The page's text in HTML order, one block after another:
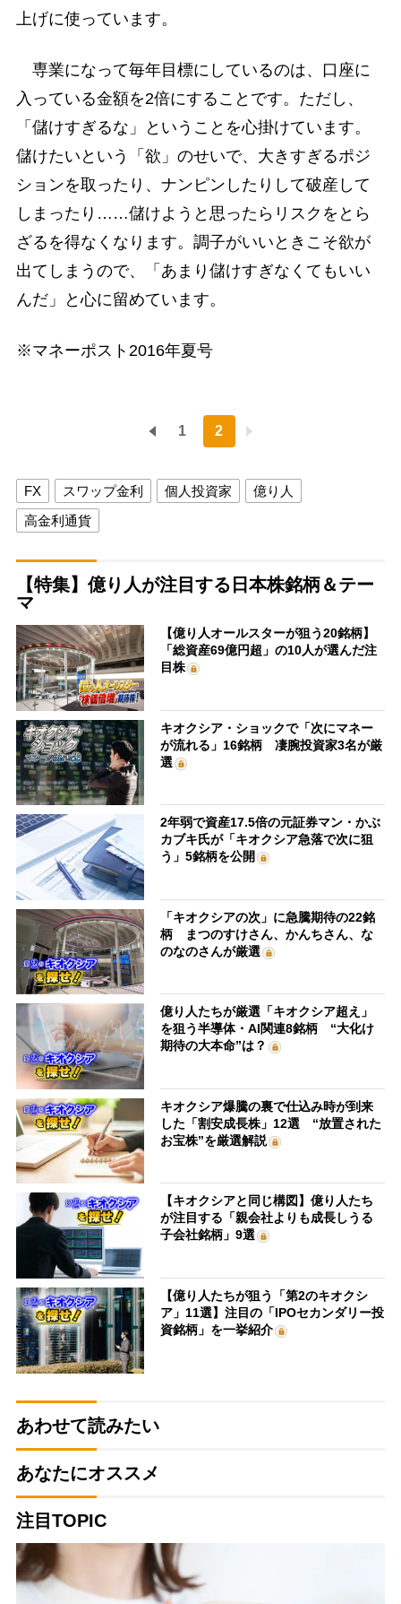
上げに使っています。
専業になって毎年目標にしているのは、口座に
入っている金額を2倍にすることです。ただし、
「儲けすぎるな」ということを心掛けています。
儲けたいという「欲」のせいで、大きすぎるポジ
ションを取ったり、ナンピンしたりして破産して
しまったり……儲けようと思ったらリスクをとら
ざるを得なくなります。調子がいいときこそ欲が
出てしまうので、「あまり儲けすぎなくてもいい
んだ」と心に留めています。
※マネーポスト2016年夏号
1 2
FX スワップ金利 個人投資家
億り人
高金利通貨
【特集】億り人が注目する日本株銘柄＆テー
マ
【億り人オールスターが狙う20銘柄】
「総資産69億円超」の10人が選んだ注
目株
キオクシア・ショックで「次にマネー
が流れる」16銘柄 凄腕投資家3名が厳
選
2年弱で資産17.5倍の元証券マン・かぶ
カブキ氏が「キオクシア急落で次に狙
う」5銘柄を公開
「キオクシアの次」に急騰期待の22銘
柄 まつのすけさん、かんちさん、な
のなのさんが厳選
億り人たちが厳選「キオクシア超え」
を狙う半導体・AI関連8銘柄 “大化け
期待の大本命”は？
キオクシア爆騰の裏で仕込み時が到来
した「割安成長株」12選 “放置された
お宝株”を厳選解説
【キオクシアと同じ構図】億り人たち
が注目する「親会社よりも成長しうる
子会社銘柄」9選
【億り人たちが狙う「第2のキオクシ
ア」11選】注目の「IPOセカンダリー投
資銘柄」を一挙紹介
あわせて読みたい
あなたにオススメ
注目TOPIC